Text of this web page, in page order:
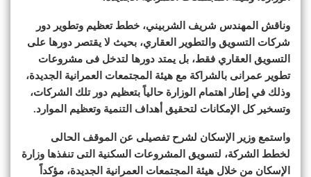
وناقش المهندس شريف الشربيني، خطط تعظيم وتطوير دور
شركات التسويق والتطوير العقاري، بحيث لا يقتصر دورها على
التسويق العقاري فقط، بل يمتد دورها لتدخل فى مشروعات
تطوير عمرانى بالشراكة مع هيئة المجتمعات العمرانية الجديدة،
وذلك في إطار اهتمام الوزارة حالياً بتعظيم دور تلك الشركات،
وتسخير كل الإمكانات لتحقيق أهداف التنمية وتعظيم الموارد.
واستمع وزير الإسكان لشرح تفصيلى عن الموقف الحالى
لخطط الشركة، لتسويق المشروعات السكنية التى تنفذها وزارة
الإسكان من خلال هيئة المجتمعات العمرانية الجديدة، مؤكداً